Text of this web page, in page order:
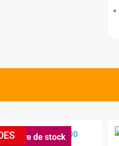
Rupture de stock